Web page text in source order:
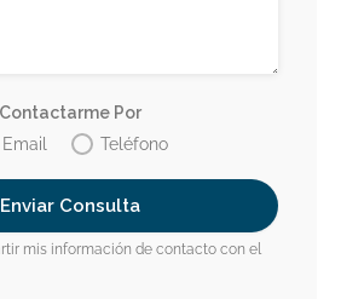
Contactarme Por
Email
Teléfono
mis información de contacto con el